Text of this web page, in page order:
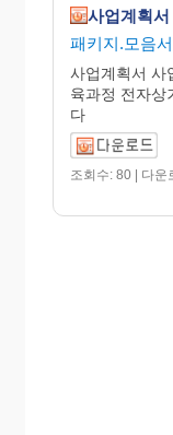
패키지.모음
사업계획서 사
육과정 전자상
다
조회수: 80 | 다운